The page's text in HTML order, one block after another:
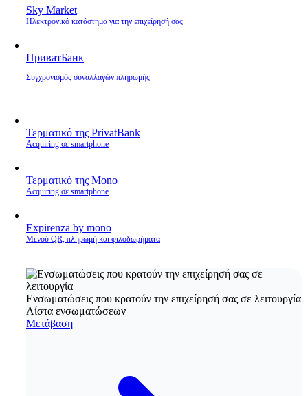
Sky Market
Ηλεκτρονικό κατάστημα για την επιχείρησή σας
ПриватБанк
Συγχρονισμός συναλλαγών πληρωμής
Τερματικό της PrivatBank
Acquiring σε smartphone
Τερματικό της Mono
Acquiring σε smartphone
Expirenza by mono
Μενού QR, πληρωμή και φιλοδωρήματα
Ενσωματώσεις που κρατούν την επιχείρησή σας σε λειτουργία
Λίστα ενσωματώσεων
Μετάβαση